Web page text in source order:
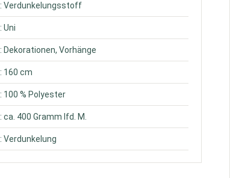
: Verdunkelungsstoff
: Uni
: Dekorationen, Vorhänge
: 160 cm
: 100 % Polyester
: ca. 400 Gramm lfd. M.
: Verdunkelung